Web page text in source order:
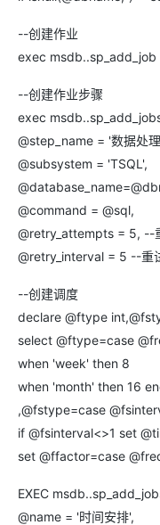
--创建作业
exec msdb..sp_add_job
--创建作业步骤
exec
@step_name = '数据处
@subsystem = 'TSQL',
@command = @sql,
@retry_attempts = 5, --
@retry_interval = 5 --重
--创建调度
declare @ftype
select @ftype=case
when 'week' then 8
when 'month' then 16
,@fstype=case
if @fsinterval<>1 set
set @ffactor=case
EXEC
@name = '时间安排',